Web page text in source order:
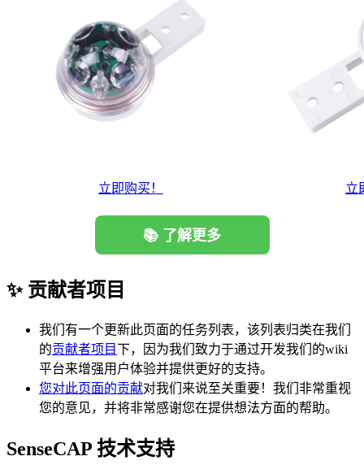
立即购买！ 立
📚 了解更多
✨ 贡献者项目
我们有一个更新此页面的任务列表，该列表归类在我们
的贡献者项目下，因为我们致力于通过开发我们的wiki
平台来增强用户体验并提供更好的支持。
您对此页面的贡献对我们来说至关重要！我们非常重视
您的意见，并将非常感谢您在提供想法方面的帮助。
SenseCAP 技术支持